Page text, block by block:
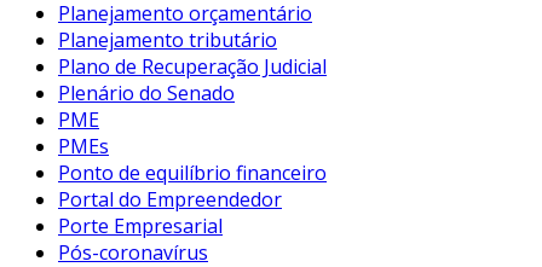
Planejamento orçamentário
Planejamento tributário
Plano de Recuperação Judicial
Plenário do Senado
PME
PMEs
Ponto de equilíbrio financeiro
Portal do Empreendedor
Porte Empresarial
Pós-coronavírus